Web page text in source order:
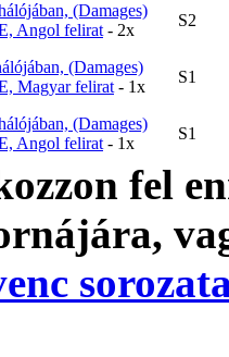
(Damages)
Angol felirat - 2x
S2
(Damages)
Magyar felirat - 1x
S1
(Damages)
Angol felirat - 1x
S1
fel